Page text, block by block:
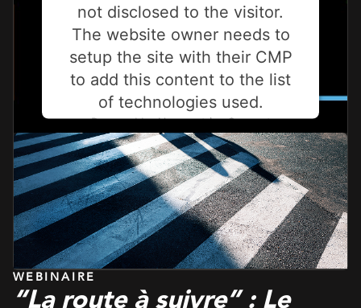
WEBINAIRE
“La route à suivre” : Le
not disclosed to the visitor.
The website owner needs to
setup the site with their CMP
to add this content to the list
of technologies used.
Powered byUsercentrics Consent
Management Platform